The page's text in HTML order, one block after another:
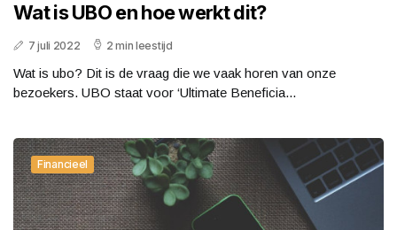
Wat is UBO en hoe werkt dit?
7 juli 2022 2 min leestijd
Wat is ubo? Dit is de vraag die we vaak horen van onze
bezoekers. UBO staat voor ‘Ultimate Beneficia...
Financieel